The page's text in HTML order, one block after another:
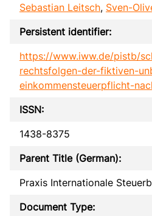
Sebastian Leitsch, Sven-
Persistent identifier:
https://www.iww.de/pistb/
rechtsfolgen-der-fiktiven-
einkommensteuerpflicht-
ISSN:
1438-8375
Parent Title (German):
Praxis Internationale
Document Type: